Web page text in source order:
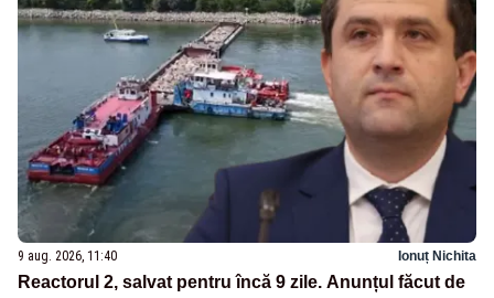
9 aug. 2026, 11:40 Ionuț Nichita
Reactorul 2, salvat pentru încă 9 zile. Anunțul făcut de